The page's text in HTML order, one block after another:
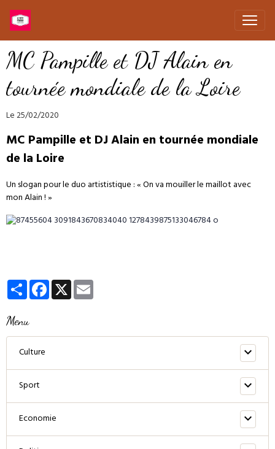
MC Pampille et DJ Alain en
tournée mondiale de la Loire
Le 25/02/2020
MC Pampille et DJ Alain en tournée mondiale
de la Loire
Un slogan pour le duo artististique : « On va mouiller le maillot avec
mon Alain ! »
PartagerFacebook
X
Menu
Culture
Sport
Economie